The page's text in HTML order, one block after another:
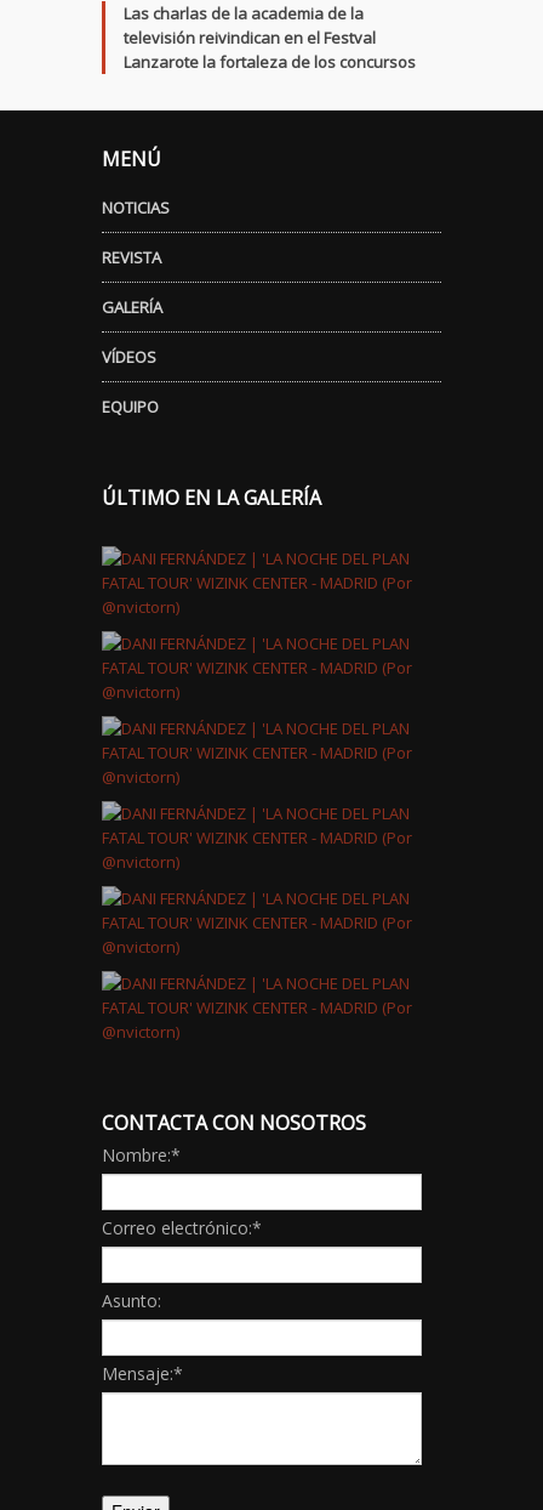
Las charlas de la academia de la
televisión reivindican en el Festval
Lanzarote la fortaleza de los concursos
MENÚ
NOTICIAS
REVISTA
GALERÍA
VÍDEOS
EQUIPO
ÚLTIMO EN LA GALERÍA
CONTACTA CON NOSOTROS
Nombre:*
Correo electrónico:*
Asunto:
Mensaje:*